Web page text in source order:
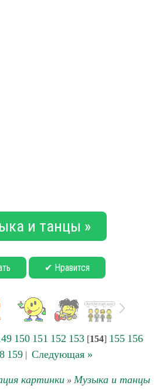
и танцы »
✔ Нравится
150 151 152 153[154] 155 156
159 | Следующая »
картинки» Музыка и танцы